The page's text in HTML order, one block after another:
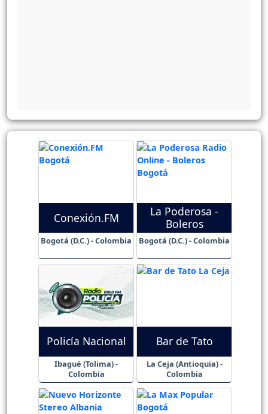
Conexión.FM
Bogotá (D.C.) - Colombia
La Poderosa -
Boleros
Bogotá (D.C.) - Colombia
Policía Nacional
Ibagué (Tolima) -
Colombia
Bar de Tato
La Ceja (Antioquia) -
Colombia